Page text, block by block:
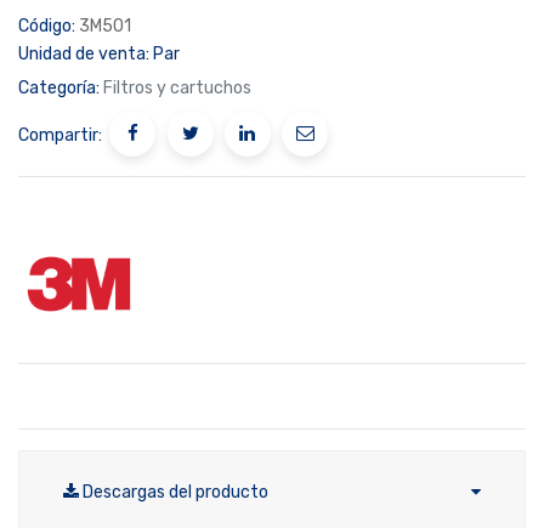
Código: 3M501
Unidad de venta: Par
Categoría: Filtros y cartuchos
Compartir:
Descargas del producto